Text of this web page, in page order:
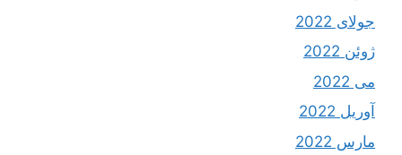
جولای 2022
ژوئن 2022
می 2022
آوریل 2022
مارس 2022